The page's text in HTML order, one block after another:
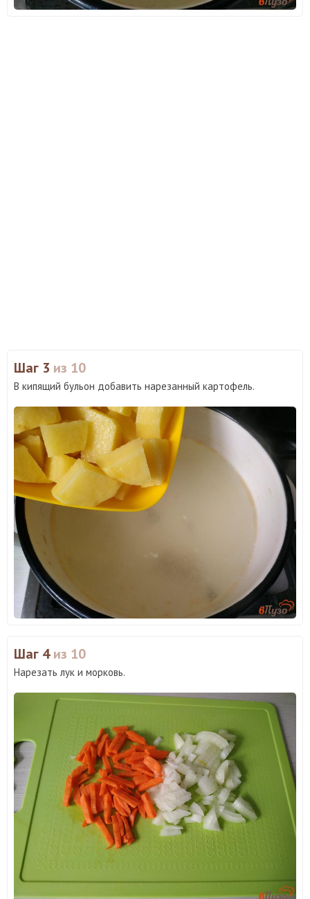
Шаг 3 из 10
В кипящий бульон добавить нарезанный картофель.
Шаг 4из 10
Нарезать лук и морковь.